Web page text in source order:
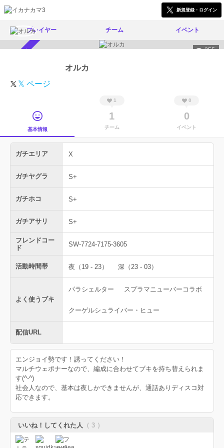
新規登録・ログイン
プレイヤー チーム イベント
355
オルカ
𝕏 ページ
基本情報
1
1
チーム
0
0
イベント
ガチエリア X
ガチヤグラ S+
ガチホコ S+
ガチアサリ S+
フレンドコー
ド
SW-7724-7175-3605
活動時間帯 夜（19 - 23） 深（23 - 03）
よく使うブキ
パラシェルター スプラマニューバーコラボ
クーゲルシュライバー・ヒュー
配信URL
エンジョイ勢です！誘ってください！
マルチウェポナーなので、編成に合わせてブキを持ち替えられま
す(^-^)
社会人なので、基本は夜しかできませんが、通話ありディスコ対
応できます。
いいね！してくれた人 （ 3 ）